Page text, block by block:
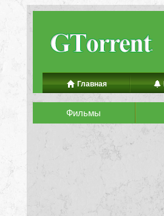
Главная
Фильмы